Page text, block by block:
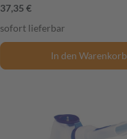
37,35 €
sofort lieferbar
In den Warenkorb